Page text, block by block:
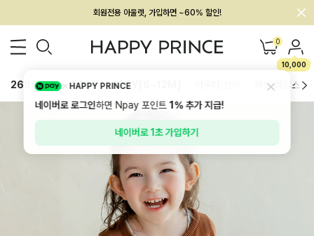
회원전용 아울렛, 가입하면 ~60% 할인!
멤버십 최대 28,000원 혜택 0
10,000
26SS 신상 BEST BABY[6~12M] 하의/레깅스
HAPPY PRINCE
네이버로 로그인하면 Npay 포인트1%추가 지급!
네이버로 1초 가입하기